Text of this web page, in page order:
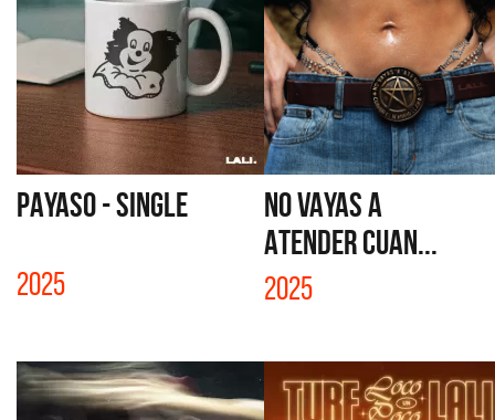
PAYASO - SINGLE
2025
NO VAYAS A
ATENDER CUAN...
2025